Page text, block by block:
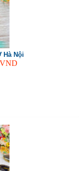
Hà Nội
VND